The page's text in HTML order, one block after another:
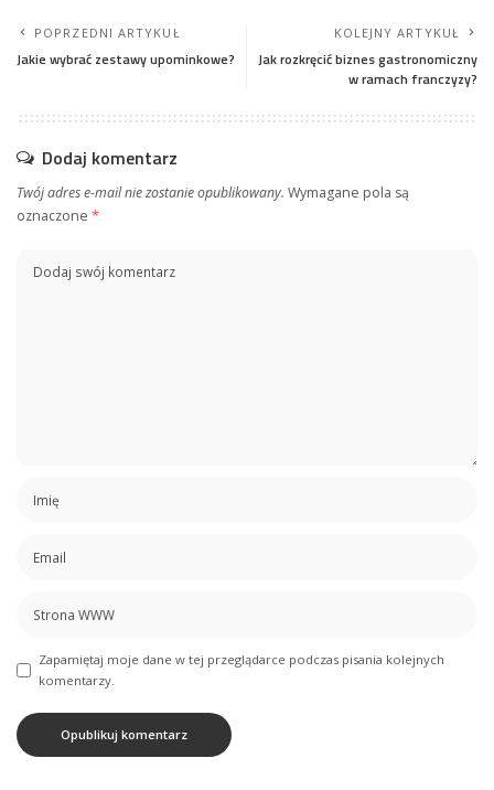
POPRZEDNI ARTYKUŁ
Jakie wybrać zestawy upominkowe?
KOLEJNY ARTYKUŁ
Jak rozkręcić biznes gastronomiczny
w ramach franczyzy?
Dodaj komentarz
Twój adres e-mail nie zostanie opublikowany. Wymagane pola są
oznaczone *
Zapamiętaj moje dane w tej przeglądarce podczas pisania kolejnych
komentarzy.